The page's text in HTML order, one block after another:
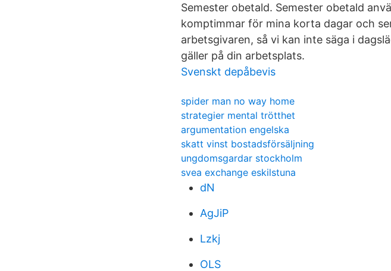
Semester obetald. Semester obetald
komptimmar för mina korta dagar och
arbetsgivaren, så vi kan inte säga i
gäller på din arbetsplats.
Svenskt depåbevis
spider man no way home
strategier mental trötthet
argumentation engelska
skatt vinst bostadsförsäljning
ungdomsgardar stockholm
svea exchange eskilstuna
dN
AgJiP
Lzkj
OLS